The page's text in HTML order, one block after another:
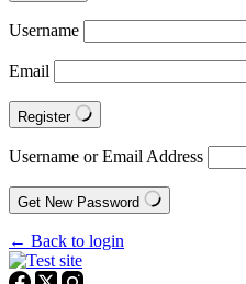
Username
Email
Register
Username or Email Address
Get New Password
← Back to login